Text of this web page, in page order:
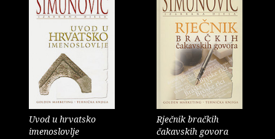
Uvod u hrvatsko
imenoslovlje
Rječnik bračkih
čakavskih govora